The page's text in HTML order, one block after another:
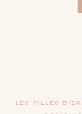
LES FILLES